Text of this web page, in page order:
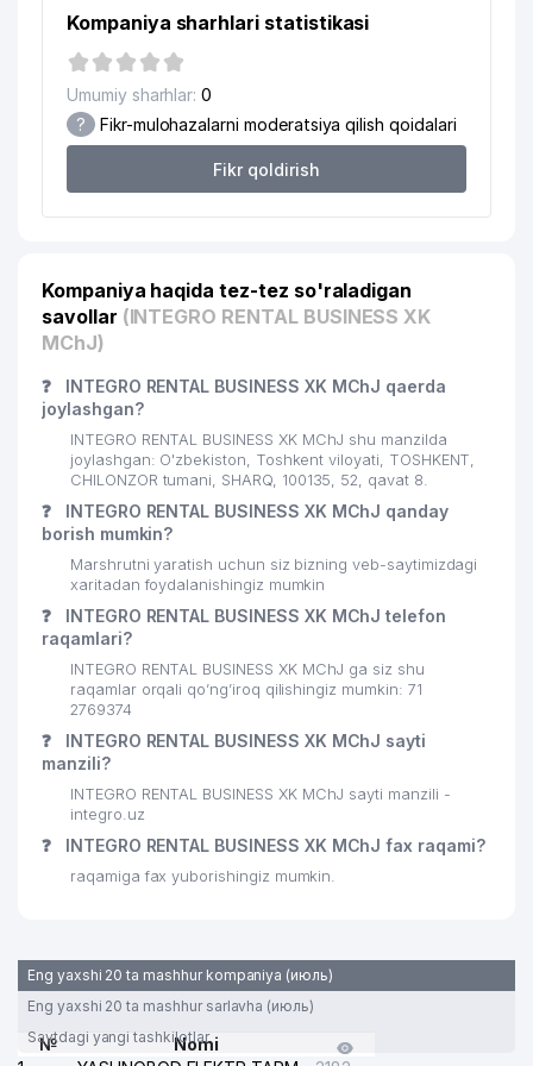
UMUMIY O'RTA TA'LIM MAKTABI
№164
19
PROVENT AIRCOOL ENGINEERING
MChJ
555 м
JASMIN ULUGBEK FARM MChJ
21 EUROASIA INSURANCE QK MChJ 563 м
23 IZZ EXPRESS MChJ 578 м
MAXSUS JARROHLIK
26 CHERSI MChJ 623 м
27 KOMPYUTER SPEKTR MChJ 623 м
28
IFFATLI KELIN NODAVLAT TA'LIM
MUASSASASI
29 INTER CAPITAL QK MChJ
30 CHILONZOR SAVDO UYI MChJ 649 м
UMUMIY O'RTA TA'LIM MAKTABI
№195
654 м
32
O'ZSANOATQURILISHBANK ATB
CHILONZOR FILIALI
XORAZM SHAKAR MChJ
35 1C-TOSHKENT MChJ 724 м
36
O'ZBEKISTON RESPUBLIKASI DAVLAT
SOLIQ QO'MITASI HUZURIDAGI
KADASTR AGENTLIGI
Kompaniya sharhlari statistikasi
Umumiy sharhlar: 0
? Fikr-mulohazalarni moderatsiya qilish qoidalari
Fikr qoldirish
Kompaniya haqida tez-tez so'raladigan
savollar (INTEGRO RENTAL BUSINESS XK
MChJ)
❓
INTEGRO RENTAL BUSINESS XK MChJ qaerda
joylashgan?
INTEGRO RENTAL BUSINESS XK MChJ shu manzilda
joylashgan: O'zbekiston, Toshkent viloyati, TOSHKENT,
CHILONZOR tumani, SHARQ, 100135, 52, qavat 8.
❓
INTEGRO RENTAL BUSINESS XK MChJ qanday
borish mumkin?
Marshrutni yaratish uchun siz bizning veb-saytimizdagi
xaritadan foydalanishingiz mumkin
❓
INTEGRO RENTAL BUSINESS XK MChJ telefon
raqamlari?
INTEGRO RENTAL BUSINESS XK MChJ ga siz shu
raqamlar orqali qo’ng’iroq qilishingiz mumkin: 71
2769374
❓
INTEGRO RENTAL BUSINESS XK MChJ sayti
manzili?
INTEGRO RENTAL BUSINESS XK MChJ sayti manzili -
integro.uz
❓ INTEGRO RENTAL BUSINESS XK MChJ fax raqami?
raqamiga fax yuborishingiz mumkin.
Eng yaxshi 20 ta mashhur kompaniya (июль)
Eng yaxshi 20 ta mashhur sarlavha (июль)
Saytdagi yangi tashkilotlar
№
Nomi